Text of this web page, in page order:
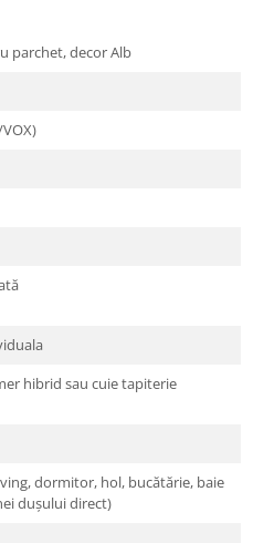
parchet, decor Alb
hibrid sau cuie tapiterie
dormitor, hol, bucătărie, baie
dușului direct)